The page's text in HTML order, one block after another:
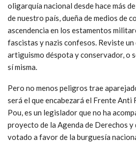
oligarquía nacional desde hace más
de nuestro país, dueña de medios de
ascendencia en los estamentos
fascistas y nazis confesos. Reviste
artiguismo déspota y conservador, o
sí misma.
Pero no menos peligros trae
será el que encabezará el Frente Anti
Pou, es un legislador que no ha
proyecto de la Agenda de Derechos y
votado a favor de la burguesía